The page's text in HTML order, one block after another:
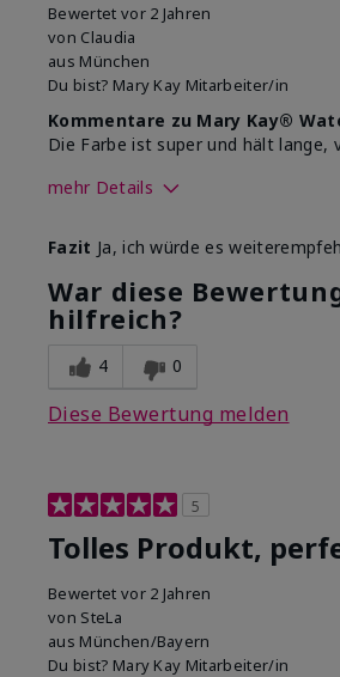
Bewertet vor 2 Jahren
von Claudia
aus München
Du bist? Mary Kay Mitarbeiter/in
Kommentare zu Mary Kay®
Die Farbe ist super und hält lange,
mehr Details
dieses Produkts?
Wie gefällt dir das Produkt im
Vergleich zu anderen von dir
Dekorativkosmetikmarken?
Fazit Ja, ich würde es
War diese
hilfreich?
4 0
Diese Bewertung melden
5
Tolles Produkt,
Bewertet vor 2 Jahren
von SteLa
aus München/Bayern
Du bist? Mary Kay Mitarbeiter/in